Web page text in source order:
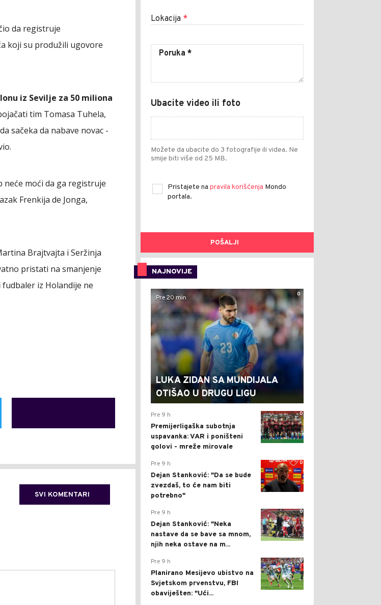
da registruje
koji su produžili ugovore
iz Sevilje za 50 miliona
tim Tomasa Tuhela,
sačeka da nabave novac -
neće moći da ga registruje
Frenkija de Jonga,
Brajtvajta i Seržinja
pristati na smanjenje
fudbaler iz Holandije ne
SVI KOMENTARI
Lokacija *
Ubacite video ili foto
Možete da ubacite do 3 fotografije ili videa. Ne
smije biti više od 25 MB.
Pristajete na pravila korišćenja Mondo
portala.
POŠALJI
NAJNOVIJE
0
Pre 20 min
LUKA ZIDAN SA MUNDIJALA
OTIŠAO U DRUGU LIGU
0
Pre 9 h
Premijerligaška subotnja
uspavanka: VAR i poništeni
golovi - mreže mirovale
0
Pre 9 h
Dejan Stanković: "Da se bude
zvezdaš, to će nam biti
potrebno"
0
Pre 9 h
Dejan Stanković: "Neka
nastave da se bave sa mnom,
njih neka ostave na m...
0
Pre 9 h
Planirano Mesijevo ubistvo na
Svjetskom prvenstvu, FBI
obaviješten: "Ući...